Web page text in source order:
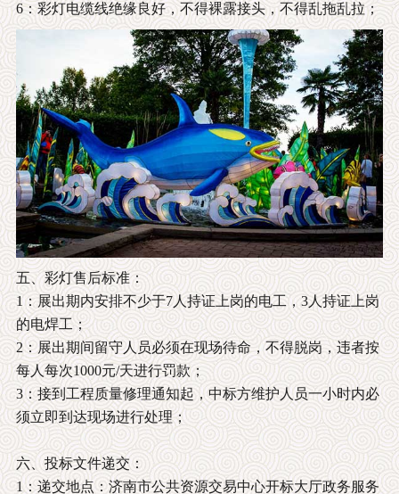
6：彩灯电缆线绝缘良好，不得裸露接头，不得乱拖乱拉；
五、彩灯售后标准：
1：展出期内安排不少于7人持证上岗的电工，3人持证上岗
的电焊工；
2：展出期间留守人员必须在现场待命，不得脱岗，违者按
每人每次1000元/天进行罚款；
3：接到工程质量修理通知起，中标方维护人员一小时内必
须立即到达现场进行处理；
六、投标文件递交：
1：递交地点：济南市公共资源交易中心开标大厅政务服务